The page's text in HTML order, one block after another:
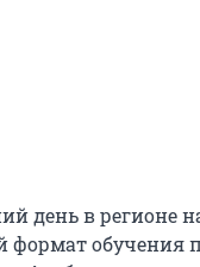
день в регионе
обучения